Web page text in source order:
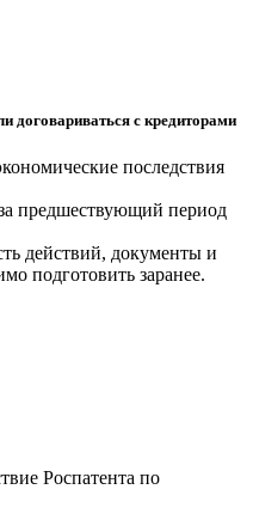
договариваться с кредиторами
последствия
предшествующий период
действий, документы и
подготовить заранее.
Роспатента по